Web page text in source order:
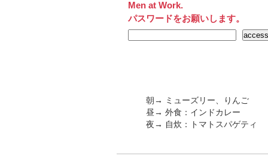
Men at Work.
パスワードをお願いします。
朝→ ミューズリー、りんご
昼→ 外食：インドカレー
夜→ 自炊：トマトスパゲティ